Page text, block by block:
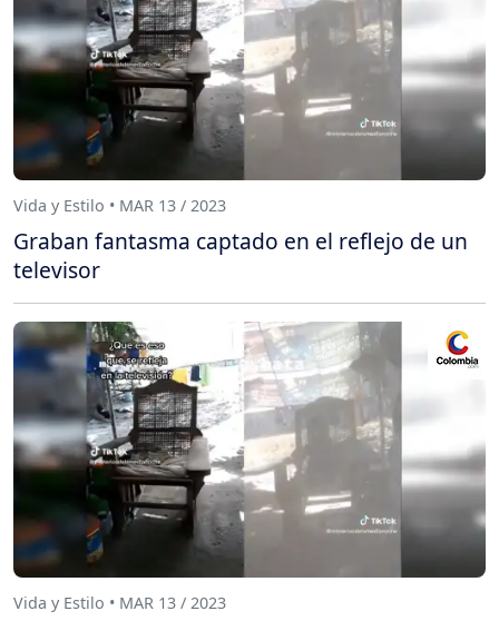
Vida y Estilo • MAR 13 / 2023
Graban fantasma captado en el reflejo de un
televisor
Vida y Estilo • MAR 13 / 2023